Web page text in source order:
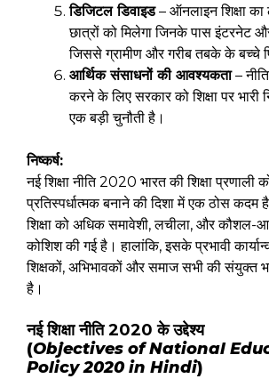
डिजिटल डिवाइड– ऑनलाइन शिक्षा का
छात्रों को मिलेगा जिनके पास इंटरनेट
जिससे ग्रामीण और गरीब तबके के बच्चे
आर्थिक संसाधनों की आवश्यकता–
करने के लिए सरकार को शिक्षा पर भारी
एक बड़ी चुनौती है।
निष्कर्ष:
नई शिक्षा नीति 2020 भारत की शिक्षा
प्रतिस्पर्धात्मक बनाने की दिशा में एक ठोस
शिक्षा को अधिक समावेशी, लचीला, और कौशल-
कोशिश की गई है। हालांकि, इसके प्रभावी
शिक्षकों, अभिभावकों और समाज सभी की संयुक्त
है।
नई शिक्षा नीति 2020 के उद्देश्य
(Objectives of National
Policy 2020 in Hindi)